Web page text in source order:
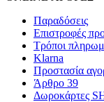
Παραδόσεις
Επιστροφές
Τρόποι
Klarna
Προστασία
Άρθρο 39
Δωροκάρτες